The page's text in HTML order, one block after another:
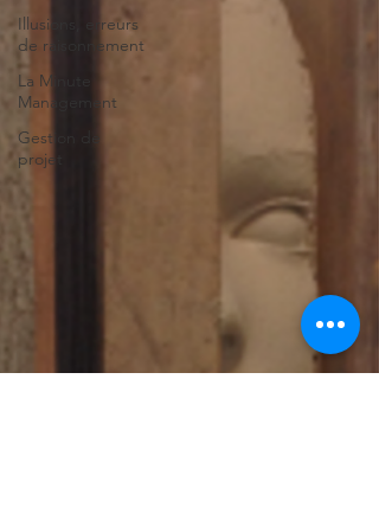
Illusions, erreurs
de raisonnement
La Minute
Management
Gestion de
projet